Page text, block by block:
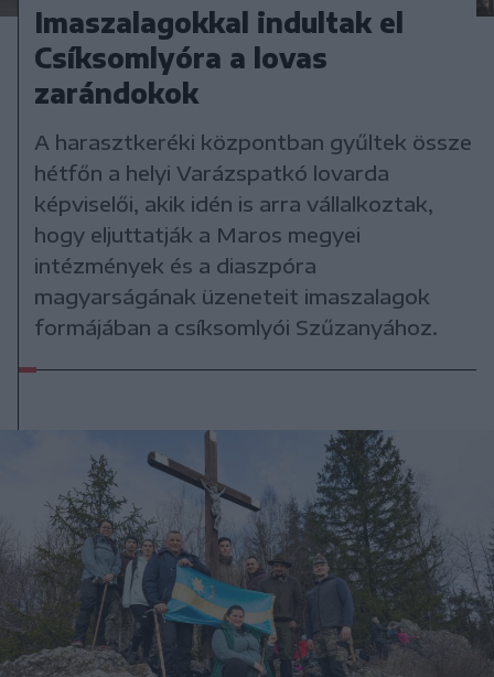
Imaszalagokkal indultak el
Csíksomlyóra a lovas
zarándokok
A harasztkeréki központban gyűltek össze
hétfőn a helyi Varázspatkó lovarda
képviselői, akik idén is arra vállalkoztak,
hogy eljuttatják a Maros megyei
intézmények és a diaszpóra
magyarságának üzeneteit imaszalagok
formájában a csíksomlyói Szűzanyához.